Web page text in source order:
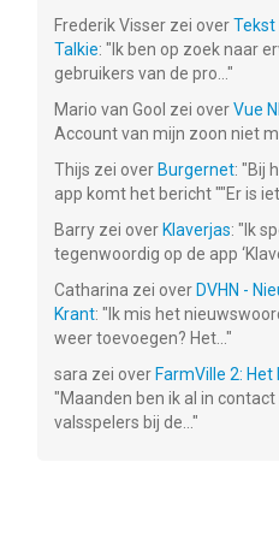
Frederik Visser zei overTekst
Talkie: " Ik ben op zoek naar
gebruikers van de pro... "
Mario van Gool zei overVue
Account van mijn zoon niet
Thijs zei over Burgernet: "Bij
app komt het bericht ""Er is
Barry zei over Klaverjas: " Ik
tegenwoordig op de app
Catharina zei over DVHN -
Krant: " Ik mis het
weer toevoegen? Het... "
sara zei over FarmVille 2:
"Maanden ben ik al in
valsspelers bij de... "